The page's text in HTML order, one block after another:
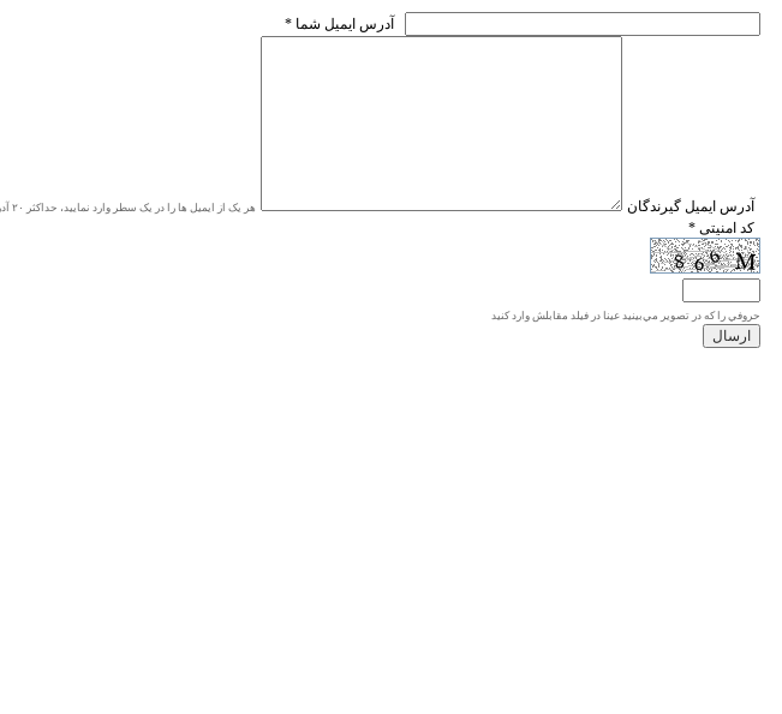
* آدرس ايميل شما
* آدرس ايميل گيرندگان هر یک از ایمیل ها را در یک سطر وارد نمایید، حداکثر ۲۰ آدرس
* کد امنیتی
حروفي را كه در تصوير مي‌بينيد عينا در فيلد مقابلش وارد كنيد